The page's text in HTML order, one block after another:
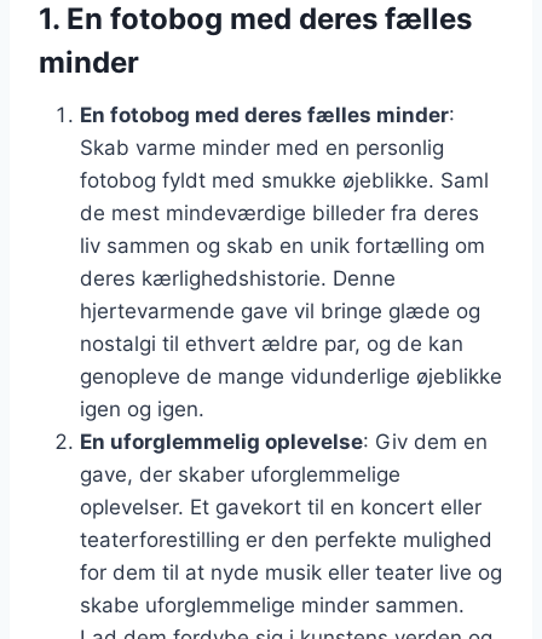
1. En fotobog med deres fælles
minder
En fotobog med deres fælles minder:
Skab varme minder med en personlig
fotobog fyldt med smukke øjeblikke. Saml
de mest mindeværdige billeder fra deres
liv sammen og skab en unik fortælling om
deres kærlighedshistorie. Denne
hjertevarmende gave vil bringe glæde og
nostalgi til ethvert ældre par, og de kan
genopleve de mange vidunderlige øjeblikke
igen og igen.
En uforglemmelig oplevelse: Giv dem en
gave, der skaber uforglemmelige
oplevelser. Et gavekort til en koncert eller
teaterforestilling er den perfekte mulighed
for dem til at nyde musik eller teater live og
skabe uforglemmelige minder sammen.